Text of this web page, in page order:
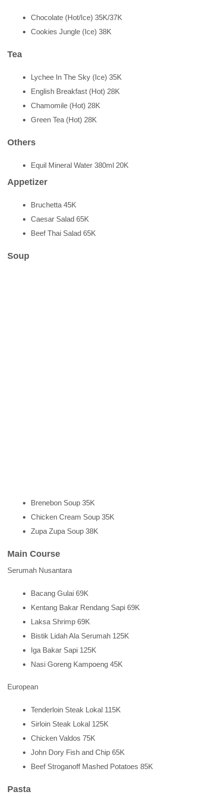
Chocolate (Hot/Ice) 35K/37K
Cookies Jungle (Ice) 38K
Tea
Lychee In The Sky (Ice) 35K
English Breakfast (Hot) 28K
Chamomile (Hot) 28K
Green Tea (Hot) 28K
Others
Equil Mineral Water 380ml 20K
Appetizer
Bruchetta 45K
Caesar Salad 65K
Beef Thai Salad 65K
Soup
Brenebon Soup 35K
Chicken Cream Soup 35K
Zupa Zupa Soup 38K
Main Course
Serumah Nusantara
Bacang Gulai 69K
Kentang Bakar Rendang Sapi 69K
Laksa Shrimp 69K
Bistik Lidah Ala Serumah 125K
Iga Bakar Sapi 125K
Nasi Goreng Kampoeng 45K
European
Tenderloin Steak Lokal 115K
Sirloin Steak Lokal 125K
Chicken Valdos 75K
John Dory Fish and Chip 65K
Beef Stroganoff Mashed Potatoes 85K
Pasta